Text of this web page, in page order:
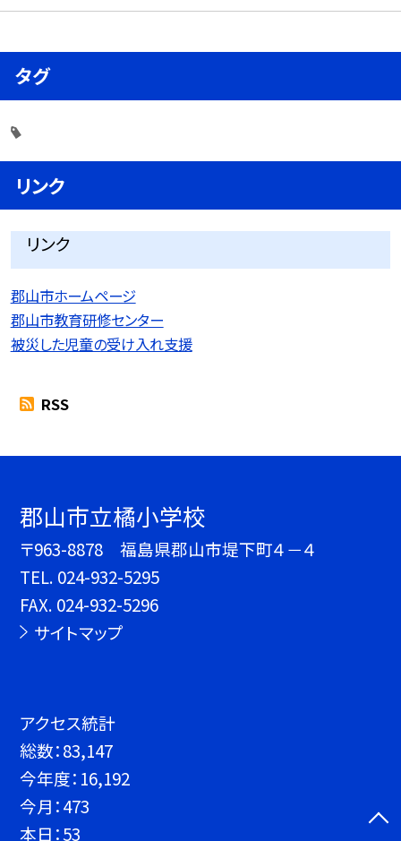
タグ
リンク
リンク
郡山市ホームページ
郡山市教育研修センター
被災した児童の受け入れ支援
RSS
郡山市立橘小学校
〒963-8878 福島県郡山市堤下町４－４
TEL. 024-932-5295
FAX. 024-932-5296
サイトマップ
アクセス統計
総数：83,147
今年度： 16,192
今月：473
本日：53